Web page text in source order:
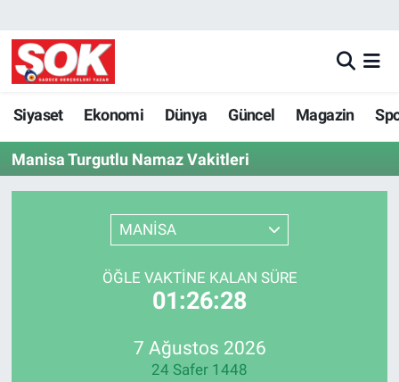
Siyaset Ekonomi Dünya Güncel Magazin
Manisa Turgutlu Namaz Vakitleri
MANİSA
ÖĞLE VAKTINE KALAN SÜRE
01:26:28
7 Ağustos 2026
24 Safer 1448
GÜNDEM
DÜNYA
SPOR
KÜLTÜR SANAT
Nöbetçi Eczaneler
Hava Durumu
İstanbul Namaz Vakitleri
Süper Lig Puan Durumu ve Fikstür
Son Dakika Haberleri